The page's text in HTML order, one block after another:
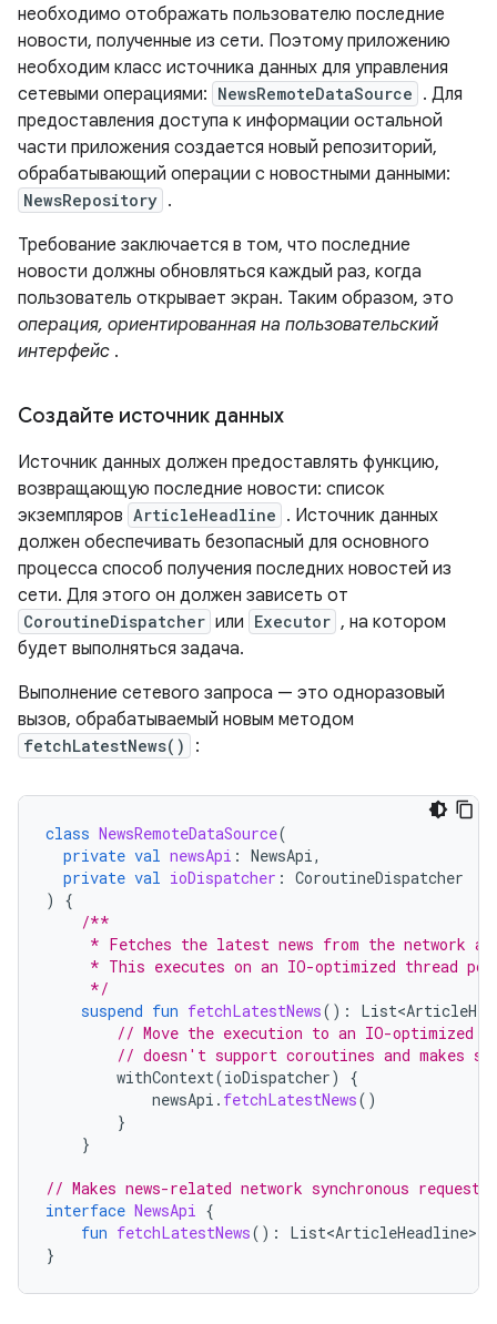
необходимо отображать пользователю последние
новости, полученные из сети. Поэтому приложению
необходим класс источника данных для управления
сетевыми операциями: NewsRemoteDataSource . Для
предоставления доступа к информации остальной
части приложения создается новый репозиторий,
обрабатывающий операции с новостными данными:
NewsRepository .
Требование заключается в том, что последние
новости должны обновляться каждый раз, когда
пользователь открывает экран. Таким образом, это
операция, ориентированная на пользовательский
интерфейс .
Создайте источник данных
Источник данных должен предоставлять функцию,
возвращающую последние новости: список
экземпляров ArticleHeadline . Источник данных
должен обеспечивать безопасный для основного
процесса способ получения последних новостей из
сети. Для этого он должен зависеть от
CoroutineDispatcher или Executor , на котором
будет выполняться задача.
Выполнение сетевого запроса — это одноразовый
вызов, обрабатываемый новым методом
fetchLatestNews() :
class NewsRemoteDataSource(
private val newsApi : NewsApi,
private val ioDispatcher : CoroutineDispatcher
)
{
/**
* Fetches the latest news from the network
* This executes on an IO-optimized thread
     */
suspend fun fetchLatestNews():
// Move the execution to an IO-optimized
// doesn't support coroutines and makes
withContext(ioDispatcher)
{
newsApi . fetchLatestNews()
}
}
// Makes news-related network synchronous requests.
interface NewsApi {
fun fetchLatestNews():
List<ArticleHeadline>
}